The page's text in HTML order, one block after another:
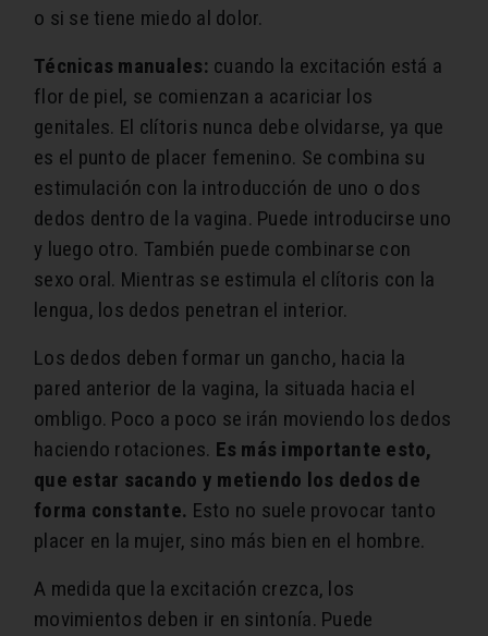
o si se tiene miedo al dolor.
Técnicas manuales: cuando la excitación está a
flor de piel, se comienzan a acariciar los
genitales. El clítoris nunca debe olvidarse, ya que
es el punto de placer femenino. Se combina su
estimulación con la introducción de uno o dos
dedos dentro de la vagina. Puede introducirse uno
y luego otro. También puede combinarse con
sexo oral. Mientras se estimula el clítoris con la
lengua, los dedos penetran el interior.
Los dedos deben formar un gancho, hacia la
pared anterior de la vagina, la situada hacia el
ombligo. Poco a poco se irán moviendo los dedos
haciendo rotaciones. Es más importante esto,
que estar sacando y metiendo los dedos de
forma constante. Esto no suele provocar tanto
placer en la mujer, sino más bien en el hombre.
A medida que la excitación crezca, los
movimientos deben ir en sintonía. Puede